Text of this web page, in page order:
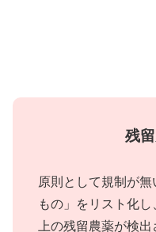
残
原則として規制が
もの」をリスト化
上の残留農薬が検